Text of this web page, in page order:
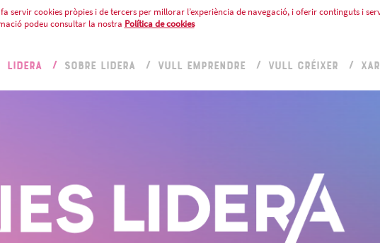
servir cookies pròpies i de tercers per millorar l’experiència de navegació, i oferir continguts i
podeu consultar la nostra Política de cookies
LIDERA SOBRE LIDERA VULL EMPRENDRE VULL CRÉIXER